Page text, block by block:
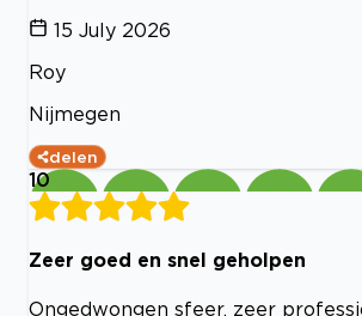
15 July 2026
Roy
Nijmegen
delen
10
Zeer goed en snel geholpen
Ongedwongen sfeer, zeer